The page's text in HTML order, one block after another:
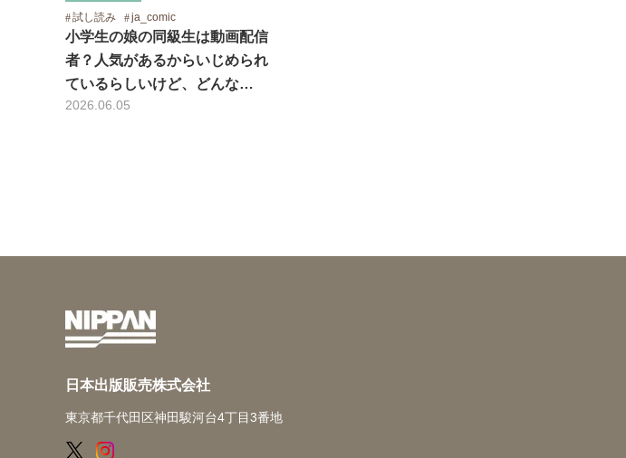
試し読み
ja_comic
小学生の娘の同級生は動画配信
者？人気があるからいじめられ
ているらしいけど、どんな…
2026.06.05
日本出版販売株式会社
東京都千代田区神田駿河台4丁目3番地